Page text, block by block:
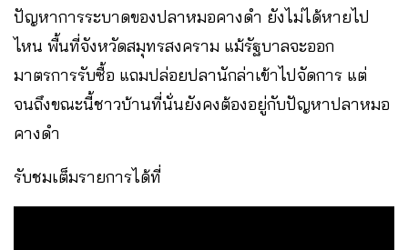
ปัญหาการระบาดของปลาหมอคางดำ ยังไม่ได้หายไป
ไหน พื้นที่จังหวัดสมุทรสงคราม แม้รัฐบาลจะออก
มาตรการรับซื้อ แถมปล่อยปลานักล่าเข้าไปจัดการ แต่
จนถึงขณะนี้ชาวบ้านที่นั่นยังคงต้องอยู่กับปัญหาปลาหมอ
คางดำ
รับชมเต็มรายการได้ที่